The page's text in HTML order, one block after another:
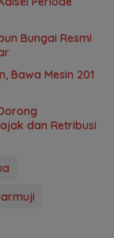
Bungai Resmi
Bawa Mesin 201
dan Retribusi